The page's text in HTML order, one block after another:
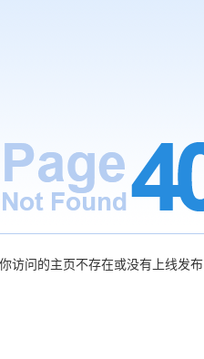
你访问的主页不存在或没有上线发布